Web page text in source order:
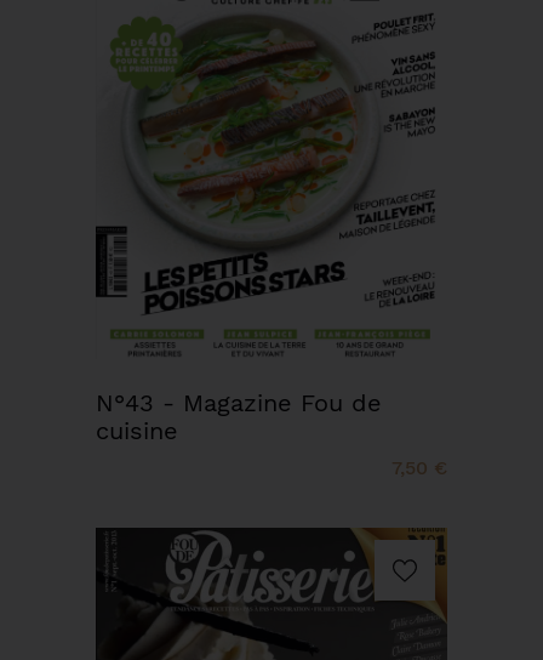
N°43 - Magazine Fou de
cuisine
7,50 €